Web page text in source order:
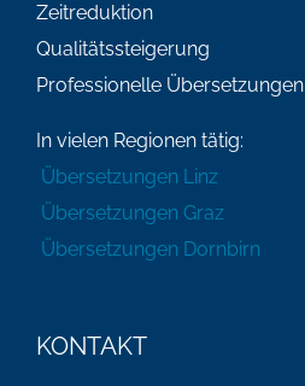
Zeitreduktion
Qualitätssteigerung
Professionelle Übersetzungen
In vielen Regionen tätig:
Übersetzungen Linz
Übersetzungen Graz
Übersetzungen Dornbirn
KONTAKT